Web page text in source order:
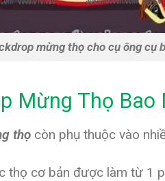
mừng thọ cho cụ ông cụ
Mừng Thọ Bao
thọ còn phụ thuộc vào
cơ bản được làm từ 1